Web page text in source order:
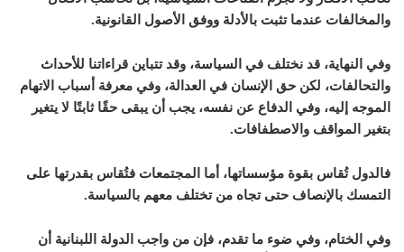
والمخالفات عندما تثبت بالأدلة ووفق الأصول القانونية.
وفي النهاية، قد نختلف في السياسة، وقد تتباين قراءاتنا للأحداث
والتحالفات، لكن حق الإنسان في العدالة، وفي معرفة أسباب الاتهام
الموجه إليه، وفي الدفاع عن نفسه، يجب أن يبقى حقًا ثابتًا لا يتغير
بتغير المواقف والاصطفافات.
فالدول تُقاس بقوة مؤسساتها، أما المجتمعات فتُقاس بقدرتها على
التمسك بالإنصاف حتى تجاه من تختلف معهم بالسياسة.
وفي الختام، وفي ضوء ما تقدم، فإن من واجب الدولة اللبنانية أن